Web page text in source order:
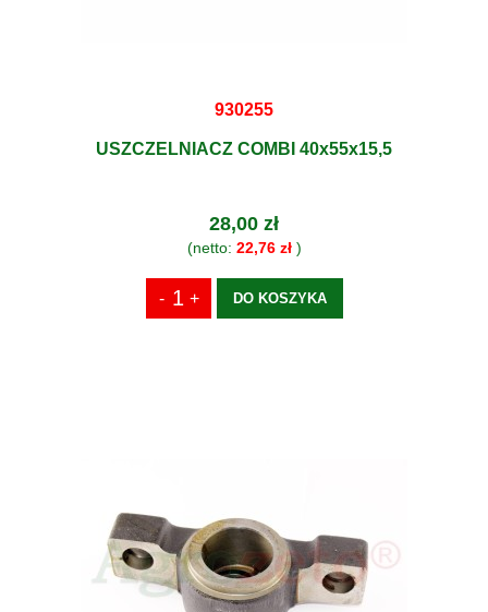
930255
USZCZELNIACZ COMBI 40x55x15,5
28,00 zł
(netto: 22,76 zł)
DO KOSZYKA